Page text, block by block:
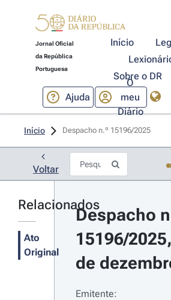
Jornal Oficial
da República
Portuguesa
Início
Sobre o DR
Ajuda
O
meu
Diário
Início Despacho n.º 15196/2025
Voltar
Relacionados
Ato
Original
Despacho
15196/
de
Emitente: